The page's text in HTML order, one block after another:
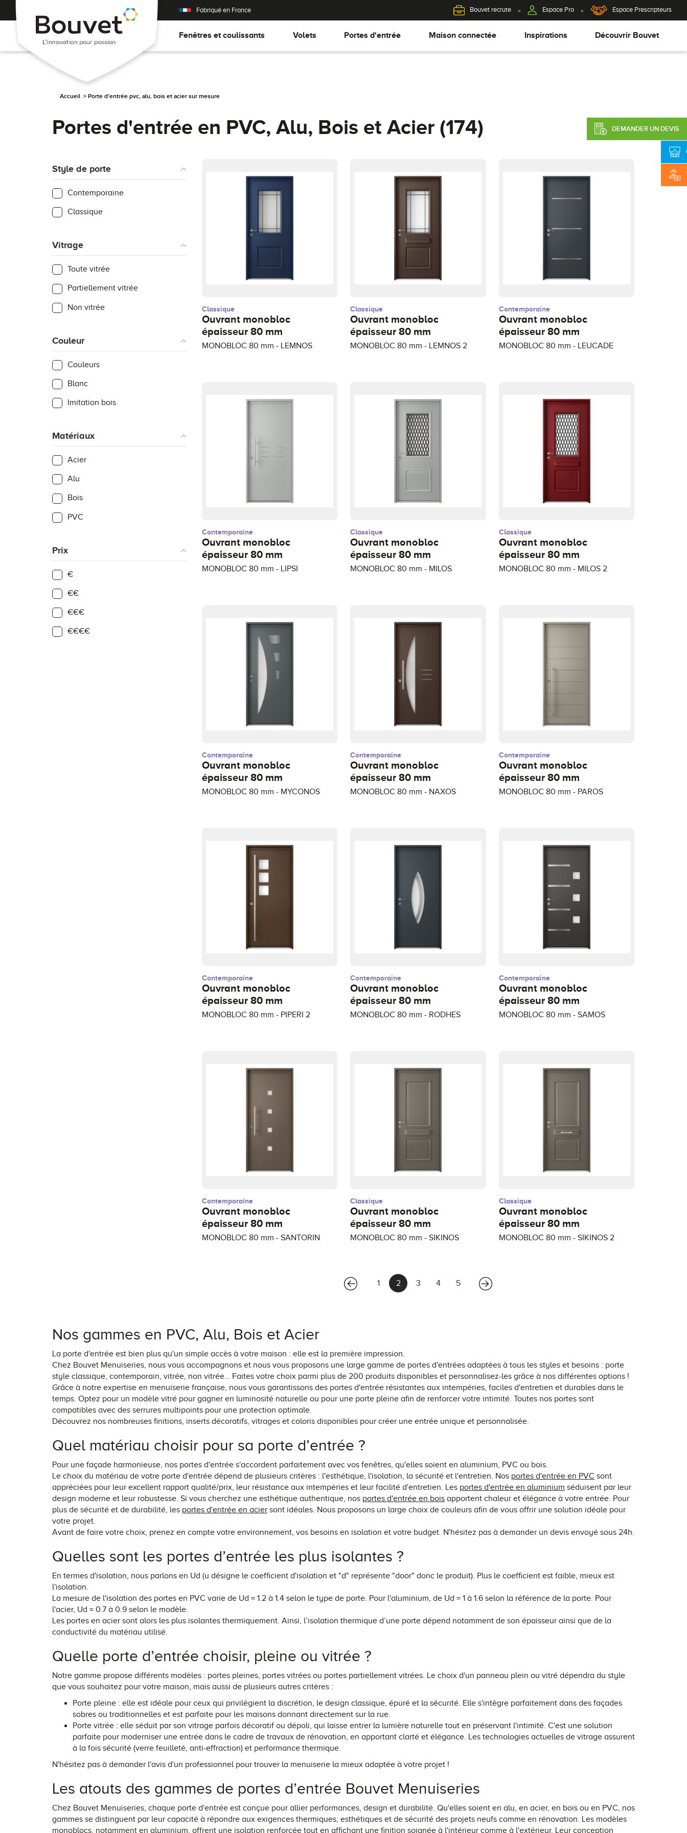
Fabriqué en France Bouvet recrute Espace Pro Espace Prescripteurs
Fenêtres et coulissants Volets Portes d'entrée Maison connectée Inspirations Découvrir Bouvet
DEMANDER UN DEVIS
Accueil > Porte d'entrée pvc, alu, bois et acier sur mesure
Portes d'entrée en PVC, Alu, Bois et Acier (174)
Style de porte
Contemporaine
Classique
Vitrage
Toute vitrée
Partiellement vitrée
Non vitrée
Couleur
Couleurs
Blanc
Imitation bois
Matériaux
Acier
Alu
Bois
PVC
Prix
€
€€
€€€
€€€€
Classique
Ouvrant monobloc
épaisseur 80 mm
MONOBLOC 80 mm - LEMNOS
Classique
Ouvrant monobloc
épaisseur 80 mm
MONOBLOC 80 mm - LEMNOS 2
Contemporaine
Ouvrant monobloc
épaisseur 80 mm
MONOBLOC 80 mm - LEUCADE
Contemporaine
Ouvrant monobloc
épaisseur 80 mm
MONOBLOC 80 mm - LIPSI
Classique
Ouvrant monobloc
épaisseur 80 mm
MONOBLOC 80 mm - MILOS
Classique
Ouvrant monobloc
épaisseur 80 mm
MONOBLOC 80 mm - MILOS 2
Contemporaine
Ouvrant monobloc
épaisseur 80 mm
MONOBLOC 80 mm - MYCONOS
Contemporaine
Ouvrant monobloc
épaisseur 80 mm
MONOBLOC 80 mm - NAXOS
Contemporaine
Ouvrant monobloc
épaisseur 80 mm
MONOBLOC 80 mm - PAROS
Contemporaine
Ouvrant monobloc
épaisseur 80 mm
MONOBLOC 80 mm - PIPERI 2
Contemporaine
Ouvrant monobloc
épaisseur 80 mm
MONOBLOC 80 mm - RODHES
Contemporaine
Ouvrant monobloc
épaisseur 80 mm
MONOBLOC 80 mm - SAMOS
Contemporaine
Ouvrant monobloc
épaisseur 80 mm
MONOBLOC 80 mm - SANTORIN
Classique
Ouvrant monobloc
épaisseur 80 mm
MONOBLOC 80 mm - SIKINOS
Classique
Ouvrant monobloc
épaisseur 80 mm
MONOBLOC 80 mm - SIKINOS 2
1 2(current)
3 4 5
Nos gammes en PVC, Alu, Bois et Acier
La porte d'entrée est bien plus qu'un simple accès à votre maison : elle est la première impression.
Chez Bouvet Menuiseries, nous vous accompagnons et nous vous proposons une large gamme de portes d'entrées adaptées à tous les styles et besoins : porte
style classique, contemporain, vitrée, non vitrée… Faites votre choix parmi plus de 200 produits disponibles et personnalisez-les grâce à nos différentes options !
Grâce à notre expertise en menuiserie française, nous vous garantissons des portes d'entrée résistantes aux intempéries, faciles d'entretien et durables dans le
temps. Optez pour un modèle vitré pour gagner en luminosité naturelle ou pour une porte pleine afin de renforcer votre intimité. Toutes nos portes sont
compatibles avec des serrures multipoints pour une protection optimale.
Découvrez nos nombreuses finitions, inserts décoratifs, vitrages et coloris disponibles pour créer une entrée unique et personnalisée.
Quel matériau choisir pour sa porte d’entrée ?
Pour une façade harmonieuse, nos portes d'entrée s'accordent parfaitement avec vos fenêtres, qu'elles soient en aluminium, PVC ou bois.
Le choix du matériau de votre porte d'entrée dépend de plusieurs critères : l'esthétique, l'isolation, la sécurité et l'entretien. Nos portes d'entrée en PVC sont
appréciées pour leur excellent rapport qualité/prix, leur résistance aux intempéries et leur facilité d'entretien. Les portes d'entrée en aluminium séduisent par leur
design moderne et leur robustesse. Si vous cherchez une esthétique authentique, nos portes d'entrée en bois apportent chaleur et élégance à votre entrée. Pour
plus de sécurité et de durabilité, les portes d'entrée en acier sont idéales. Nous proposons un large choix de couleurs afin de vous offrir une solution idéale pour
votre projet.
Avant de faire votre choix, prenez en compte votre environnement, vos besoins en isolation et votre budget. N'hésitez pas à demander un devis envoyé sous 24h.
Quelles sont les portes d’entrée les plus isolantes ?
En termes d'isolation, nous parlons en Ud (u désigne le coefficient d'isolation et "d" représente "door" donc le produit). Plus le coefficient est faible, mieux est
l'isolation.
La mesure de l'isolation des portes en PVC varie de Ud = 1.2 à 1.4 selon le type de porte. Pour l'aluminium, de Ud = 1 à 1.6 selon la référence de la porte. Pour
l'acier, Ud = 0.7 à 0.9 selon le modèle.
Les portes en acier sont alors les plus isolantes thermiquement. Ainsi, l’isolation thermique d’une porte dépend notamment de son épaisseur ainsi que de la
conductivité du matériau utilisé.
Quelle porte d’entrée choisir, pleine ou vitrée ?
Notre gamme propose différents modèles : portes pleines, portes vitrées ou portes partiellement vitrées. Le choix d'un panneau plein ou vitré dépendra du style
que vous souhaitez pour votre maison, mais aussi de plusieurs autres critères :
Porte pleine : elle est idéale pour ceux qui privilégient la discrétion, le design classique, épuré et la sécurité. Elle s'intègre parfaitement dans des façades
sobres ou traditionnelles et est parfaite pour les maisons donnant directement sur la rue.
Porte vitrée : elle séduit par son vitrage parfois décoratif ou dépoli, qui laisse entrer la lumière naturelle tout en préservant l'intimité. C'est une solution
parfaite pour moderniser une entrée dans le cadre de travaux de rénovation, en apportant clarté et élégance. Les technologies actuelles de vitrage assurent
à la fois sécurité (verre feuilleté, anti-effraction) et performance thermique.
N'hésitez pas à demander l'avis d'un professionnel pour trouver la menuiserie la mieux adaptée à votre projet !
Les atouts des gammes de portes d’entrée Bouvet Menuiseries
Chez Bouvet Menuiseries, chaque porte d'entrée est conçue pour allier performances, design et durabilité. Qu'elles soient en alu, en acier, en bois ou en PVC, nos
gammes se distinguent par leur capacité à répondre aux exigences thermiques, esthétiques et de sécurité des projets neufs comme en rénovation. Les modèles
monoblocs, notamment en aluminium, offrent une isolation renforcée tout en affichant une finition soignée à l'intérieur comme à l'extérieur. Leur conception